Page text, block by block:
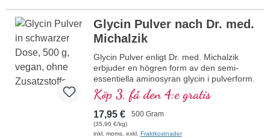
aluminiumfri försegling.
Arginin Base Pulver
bar
Glycin Pulver nach Dr. med.
Michalzik
Glycin Pulver enligt Dr. med. Michalzik
erbjuder en högren form av den semi-
essentiella aminosyran glycin i pulverform.
Denna produkt är särskilt framtagen för
att genom en daglig dosering på 1,5–3 g
bidra till att stödja välbefinnande och
kroppens egna processer. Pulvret är fritt
från tillsatser, veganskt och tillverkas
Köp 3, få den 4:e gratis
17,95 € 500 Gram
(35,90 €/kg)
inkl. moms. exkl. Fraktkostnader